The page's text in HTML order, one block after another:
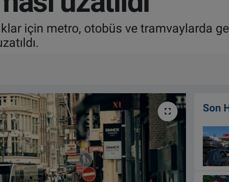
için metro, otobüs ve tramvaylarda
Son